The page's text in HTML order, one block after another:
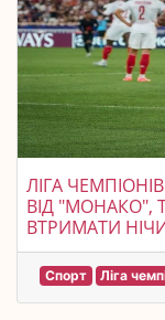
ЛІГА
ВІД "МОНАКО",
ВТРИМАТИ
Спорт Ліга